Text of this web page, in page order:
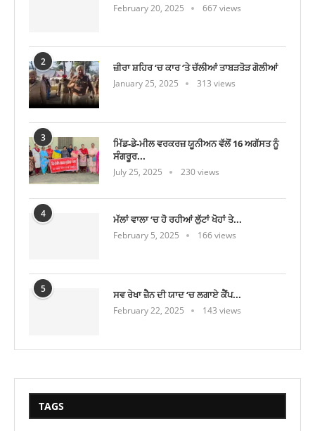
February 20, 2025 667 views
2 ਜ਼ੀਰਾ ਸ਼ਹਿਰ ‘ਚ ਕਾਰ ‘ਤੇ ਚੱਲੀਆਂ ਤਾਬੜਤੋੜ ਗੋਲੀਆਂ
January 25, 2025 313 views
3
ਮਿੱਡ-ਡੇ-ਮੀਲ ਵਰਕਰਜ਼ ਯੂਨੀਅਨ ਵੱਲੋਂ 16 ਅਗੱਸਤ ਨੂੰ
ਸੰਗਰੂਰ...
July 25, 2025 230 views
4 ਮੱਲਾਂ ਵਾਲਾ ‘ਚ ਹੋ ਰਹੀਆਂ ਲੁੱਟਾਂ ਖੋਹਾਂ ਤੇ...
February 5, 2025 166 views
5 ਸਵ ਰੇਖਾ ਜ਼ੈਨ ਦੀ ਯਾਦ ‘ਚ ਲਗਾਏ ਕੈਂਪ...
February 22, 2025 143 views
TAGS